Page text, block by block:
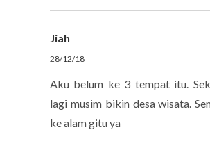
Jiah
28/12/18
Aku belum ke 3 tempat itu.
lagi musim bikin desa wisata.
ke alam gitu ya